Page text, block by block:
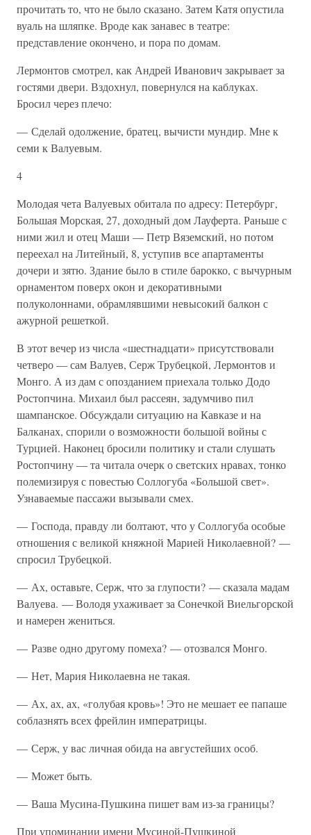
прочитать то, что не было сказано. Затем Катя опустила
вуаль на шляпке. Вроде как занавес в театре:
представление окончено, и пора по домам.
Лермонтов смотрел, как Андрей Иванович закрывает за
гостями двери. Вздохнул, повернулся на каблуках.
Бросил через плечо:
— Сделай одолжение, братец, вычисти мундир. Мне к
семи к Валуевым.
4
Молодая чета Валуевых обитала по адресу: Петербург,
Большая Морская, 27, доходный дом Лауферта. Раньше с
ними жил и отец Маши — Петр Вяземский, но потом
переехал на Литейный, 8, уступив все апартаменты
дочери и зятю. Здание было в стиле барокко, с вычурным
орнаментом поверх окон и декоративными
полуколоннами, обрамлявшими невысокий балкон с
ажурной решеткой.
В этот вечер из числа «шестнадцати» присутствовали
четверо — сам Валуев, Серж Трубецкой, Лермонтов и
Монго. А из дам с опозданием приехала только Додо
Ростопчина. Михаил был рассеян, задумчиво пил
шампанское. Обсуждали ситуацию на Кавказе и на
Балканах, спорили о возможности большой войны с
Турцией. Наконец бросили политику и стали слушать
Ростопчину — та читала очерк о светских нравах, тонко
полемизируя с повестью Соллогуба «Большой свет».
Узнаваемые пассажи вызывали смех.
— Господа, правду ли болтают, что у Соллогуба особые
отношения с великой княжной Марией Николаевной? —
спросил Трубецкой.
— Ах, оставьте, Серж, что за глупости? — сказала мадам
Валуева. — Володя ухаживает за Сонечкой Виельгорской
и намерен жениться.
— Разве одно другому помеха? — отозвался Монго.
— Нет, Мария Николаевна не такая.
— Ах, ах, ах, «голубая кровь»! Это не мешает ее папаше
соблазнять всех фрейлин императрицы.
— Серж, у вас личная обида на августейших особ.
— Может быть.
— Ваша Мусина-Пушкина пишет вам из-за границы?
При упоминании имени Мусиной-Пушкиной